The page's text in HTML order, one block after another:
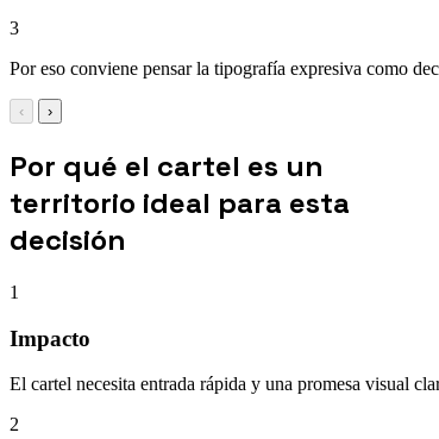
3
Por eso conviene pensar la tipografía expresiva como
‹ ›
Por qué el cartel es un
territorio ideal para esta
decisión
1
Impacto
El cartel necesita entrada rápida y una promesa visual
2